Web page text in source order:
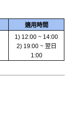
適用時間
1) 12:00 ~ 14:00
2) 19:00 ~ 翌日
1:00